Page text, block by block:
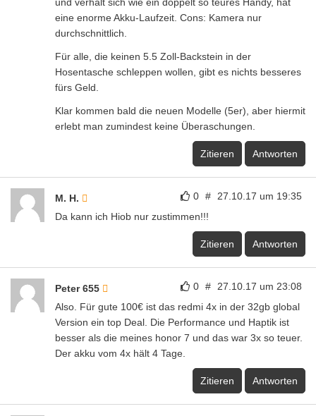
eine enorme Akku-Laufzeit. Cons: Kamera nur
durchschnittlich.
Für alle, die keinen 5.5 Zoll-Backstein in der
Hosentasche schleppen wollen, gibt es nichts besseres
fürs Geld.
Klar kommen bald die neuen Modelle (5er), aber hiermit
erlebt man zumindest keine Überaschungen.
Zitieren Antworten
0 # 27.10.17 um 19:35
M. H.
Da kann ich Hiob nur zustimmen!!!
Zitieren Antworten
0 # 27.10.17 um 23:08
Peter 655
Also. Für gute 100€ ist das redmi 4x in der 32gb global
Version ein top Deal. Die Performance und Haptik ist
besser als die meines honor 7 und das war 3x so teuer.
Der akku vom 4x hält 4 Tage.
Zitieren Antworten